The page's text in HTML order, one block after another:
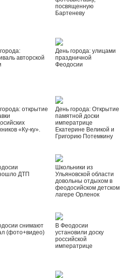
посвященную
Бартеневу
авторской
День города: улицами
праздничной
Феодосии
открытие
«Ку-ку».
День города: Открытие
памятной доски
императрице
Екатерине Великой и
Григорию Потемкину
ДТП
Школьники из
Ульяновской области
довольны отдыхом в
феодосийском детском
лагере Орленок
снимают
(фото+видео)
В Феодосии
установили доску
российской
императрице